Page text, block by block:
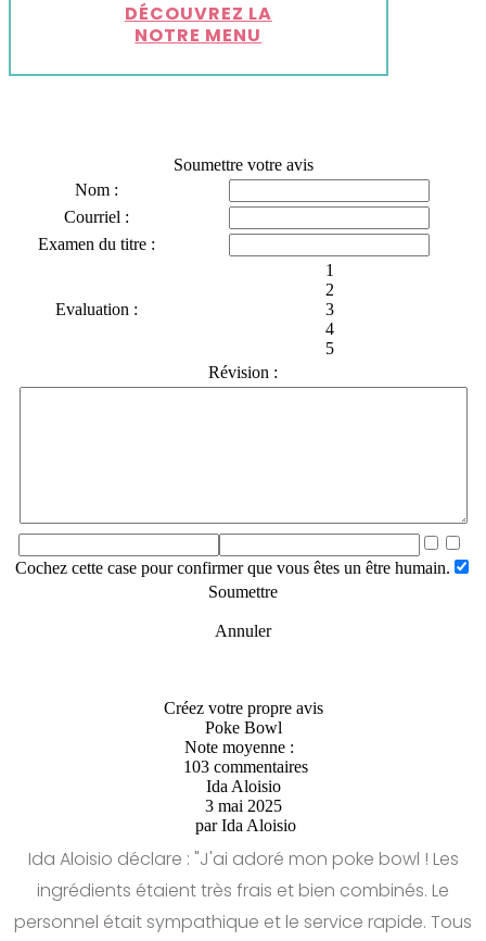
DÉCOUVREZ LA
NOTRE MENU
Soumettre votre avis
Nom :
Courriel :
Examen du titre :
Evaluation :
1
2
3
4
5
Révision :
Cochez cette case pour confirmer que vous êtes un être humain.
Soumettre
Annuler
Créez votre propre avis
Poke Bowl
Note moyenne :
103 commentaires
Ida Aloisio
3 mai 2025
parIda Aloisio
Ida Aloisio déclare : "J'ai adoré mon poke bowl ! Les
ingrédients étaient très frais et bien combinés. Le
personnel était sympathique et le service rapide. Tous